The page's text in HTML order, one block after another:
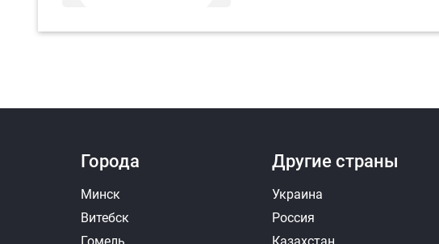
Города
Минск
Витебск
Другие страны
Украина
Россия